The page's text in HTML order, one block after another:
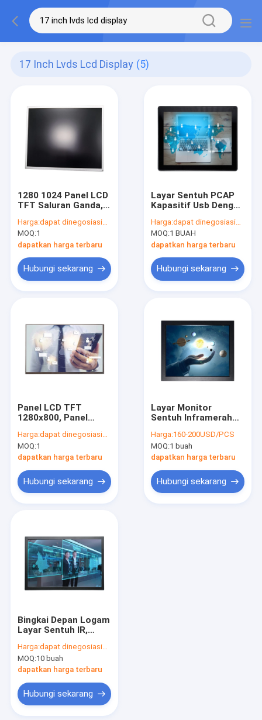
17 Inch Lvds Lcd Display (5)
1280 1024 Panel LCD
TFT Saluran Ganda,
Inch dengan 30 Pin
Harga:dapat dinegosiasikan
MOQ:1
dapatkan harga terbaru
Hubungi sekarang
Layar Sentuh PCAP
Kapasitif Usb Dengan
Vandalproof 17 Inch
Harga:dapat dinegosiasikan
MOQ:1 BUAH
dapatkan harga terbaru
Hubungi sekarang
Panel LCD TFT
1280x800, Panel
Industri / Medis 10.1
''
Harga:dapat dinegosiasikan
MOQ:1
dapatkan harga terbaru
Hubungi sekarang
Layar Monitor
Sentuh Inframerah
Untuk Lebar Kios
390mm
Harga:160-200USD/PCS
MOQ:1 buah
dapatkan harga terbaru
Hubungi sekarang
Bingkai Depan Logam
Layar Sentuh IR,
Sentuh 23,6 Inch 6
poin
Harga:dapat dinegosiasikan
MOQ:10 buah
dapatkan harga terbaru
Hubungi sekarang